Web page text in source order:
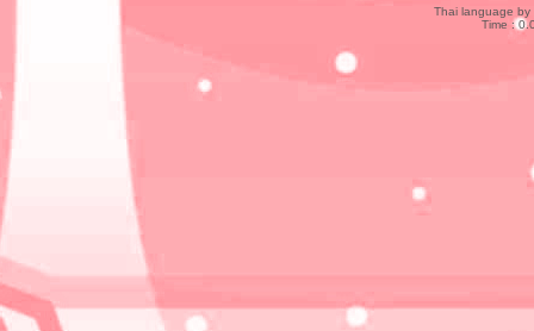
Thai language by
Time :